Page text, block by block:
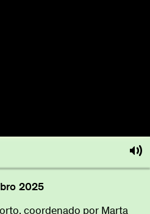
2025
coordenado por Marta